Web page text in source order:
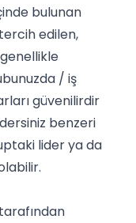
bulunan
edilen,
/ iş
güvenilirdir
benzeri
lider ya da